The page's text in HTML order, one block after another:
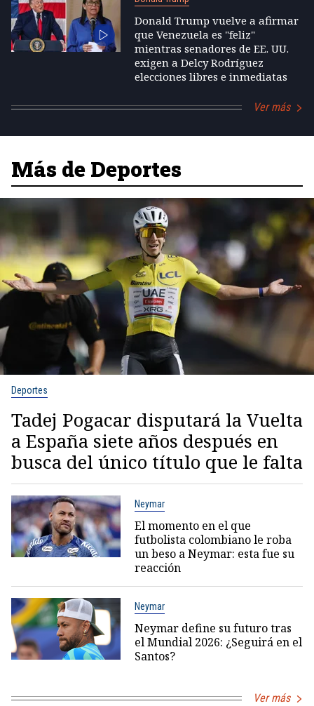
Donald Trump vuelve a afirmar
que Venezuela es "feliz"
mientras senadores de EE. UU.
exigen a Delcy Rodríguez
elecciones libres e inmediatas
Ver más
Más de Deportes
Deportes
Tadej Pogacar disputará la Vuelta
a España siete años después en
busca del único título que le falta
Neymar
El momento en el que
futbolista colombiano le roba
un beso a Neymar: esta fue su
reacción
Neymar
Neymar define su futuro tras
el Mundial 2026: ¿Seguirá en el
Santos?
Ver más